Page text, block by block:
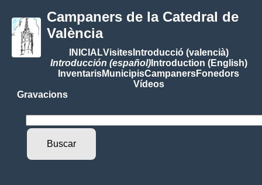
Campaners de la Catedral de
València
INICIALVisitesIntroducció (valencià)
Introducción (español)Introduction (English)
InventarisMunicipisCampanersFonedors
Vídeos
Gravacions